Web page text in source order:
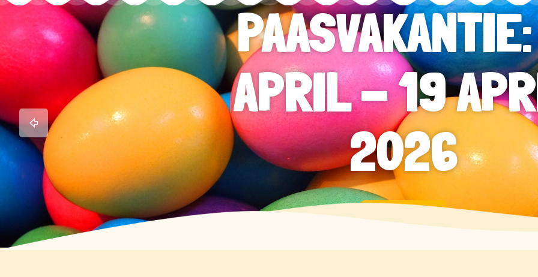
APRIL - 19
2026
KALENDER